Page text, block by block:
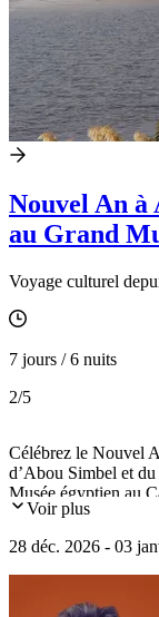
Nouvel An à
au Grand
Voyage culturel
7 jours / 6 nuits
2/5
Célébrez le Nouvel
d’Abou Simbel et
Musée égyptien au
Voir plus
28 déc. 2026 - 03